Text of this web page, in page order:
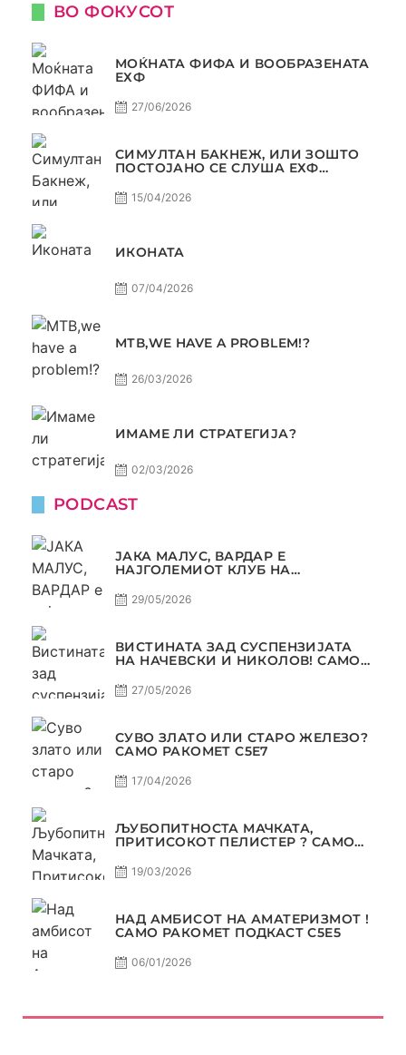
ВО ФОКУСОТ
МОЌНАТА ФИФА И ВООБРАЗЕНАТА
ЕХФ
27/06/2026
СИМУЛТАН БАКНЕЖ, ИЛИ ЗОШТО
ПОСТОЈАНО СЕ СЛУША ЕХФ
15/04/2026
ИКОНАТА
07/04/2026
МТВ,WE HAVE A PROBLEM!?
26/03/2026
ИМАМЕ ЛИ СТРАТЕГИЈА?
02/03/2026
PODCAST
ЈАКА МАЛУС, ВАРДАР Е
НАЈГОЛЕМИОТ КЛУБ НА
29/05/2026
ВИСТИНАТА ЗАД СУСПЕНЗИЈАТА
НА НАЧЕВСКИ И НИКОЛОВ! САМО
27/05/2026
СУВО ЗЛАТО ИЛИ СТАРО ЖЕЛЕЗО?
САМО РАКОМЕТ С5Е7
17/04/2026
ЉУБОПИТНОСТА МАЧКАТА,
ПРИТИСОКОТ ПЕЛИСТЕР ? САМО
19/03/2026
НАД АМБИСОТ НА АМАТЕРИЗМОТ !
САМО РАКОМЕТ ПОДКАСТ С5E5
06/01/2026